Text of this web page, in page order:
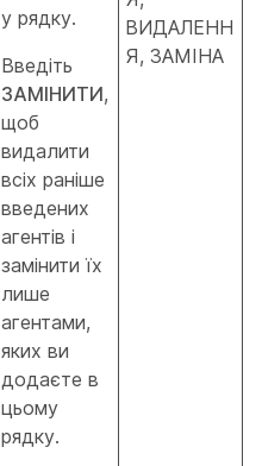
у рядку.
Введіть
ЗАМІНИТИ,
щоб
видалити
всіх раніше
введених
агентів і
замінити їх
лише
агентами,
яких ви
додаєте в
цьому
рядку.
ВИДАЛЕНН
Я, ЗАМІНА